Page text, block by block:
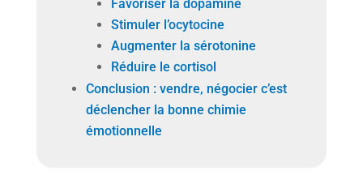
Favoriser la dopamine
Stimuler l’ocytocine
Augmenter la sérotonine
Réduire le cortisol
Conclusion : vendre, négocier c’est
déclencher la bonne chimie
émotionnelle